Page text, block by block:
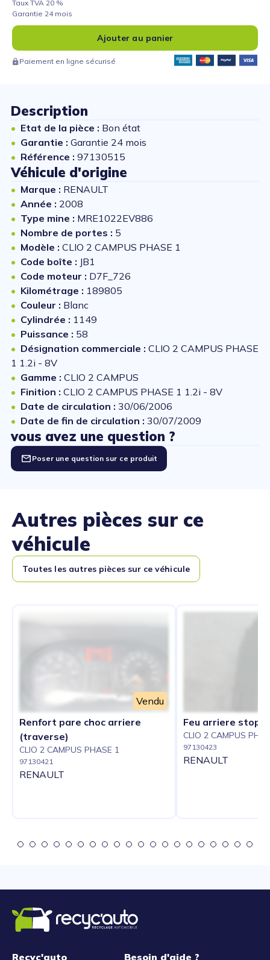
Taux TVA 20 %
Garantie 24 mois
Ajouter au panier
Paiement en ligne sécurisé
Description
Etat de la pièce : Bon état
Garantie : Garantie 24 mois
Référence : 97130515
Véhicule d'origine
Marque : RENAULT
Année : 2008
Type mine : MRE1022EV886
Nombre de portes : 5
Modèle : CLIO 2 CAMPUS PHASE 1
Code boîte : JB1
Code moteur : D7F_726
Kilométrage : 189805
Couleur : Blanc
Cylindrée : 1149
Puissance : 58
Désignation commerciale : CLIO 2 CAMPUS PHASE
1 1.2i - 8V
Gamme : CLIO 2 CAMPUS
Finition : CLIO 2 CAMPUS PHASE 1 1.2i - 8V
Date de circulation : 30/06/2006
Date de fin de circulation : 30/07/2009
vous avez une question ?
Poser une question sur ce produit
Autres pièces sur ce
véhicule
Toutes les autres pièces sur ce véhicule
Vendu
Renfort pare choc arriere
(traverse)
CLIO 2 CAMPUS PHASE 1
97130421
RENAULT
Feu arriere stop
CLIO 2 CAMPUS
97130423
RENAULT
Recyc'auto Besoin d'aide ?